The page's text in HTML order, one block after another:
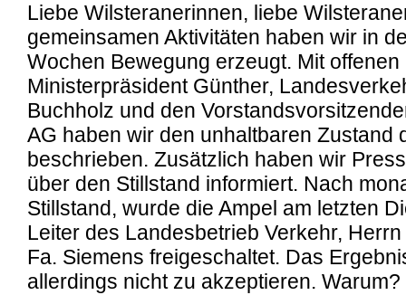
Liebe Wilsteranerinnen, liebe
gemeinsamen Aktivitäten haben wir in
Wochen Bewegung erzeugt. Mit offenen
Ministerpräsident Günther,
Buchholz und den
AG haben wir den unhaltbaren Zustand
beschrieben. Zusätzlich haben wir
über den Stillstand informiert. Nach
Stillstand, wurde die Ampel am letzten
Leiter des Landesbetrieb Verkehr,
Fa. Siemens freigeschaltet. Das
allerdings nicht zu akzeptieren. Warum?